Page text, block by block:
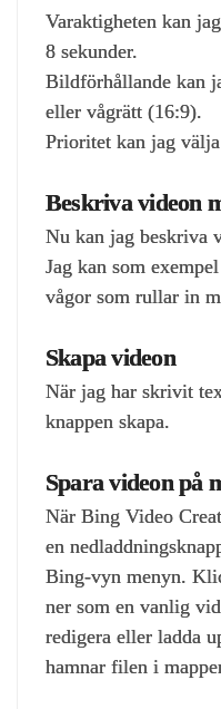
Varaktigheten kan
8 sekunder.
Bildförhållande kan
eller vågrätt (16:9).
Prioritet kan jag
Beskriva videon
Nu kan jag beskriva
Jag kan som
vågor som rullar in
Skapa videon
När jag har skrivit
knappen skapa.
Spara videon på
När Bing Video
en
Bing‑vyn menyn.
ner som en vanlig
redigera eller ladda
hamnar filen i